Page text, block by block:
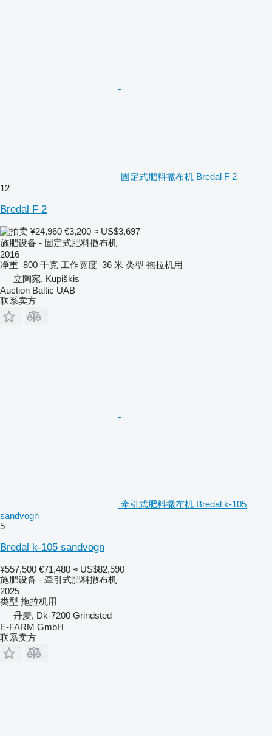
固定式肥料撒布机 Bredal F 2
12
Bredal F 2
¥24,960 €3,200 ≈ US$3,697
施肥设备 - 固定式肥料撒布机
2016
净重 800 千克 工作宽度 36 米 类型 拖拉机用
立陶宛, Kupiškis
Auction Baltic UAB
联系卖方
牵引式肥料撒布机 Bredal k-105
sandvogn
5
Bredal k-105 sandvogn
¥557,500 €71,480 ≈ US$82,590
施肥设备 - 牵引式肥料撒布机
2025
类型 拖拉机用
丹麦, Dk-7200 Grindsted
E-FARM GmbH
联系卖方